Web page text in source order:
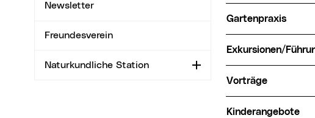
Newsletter
Freundesverein
Naturkundliche Station Aufklappen
Gartenpraxis
Exkursionen/
Vorträge
Kinderangebote